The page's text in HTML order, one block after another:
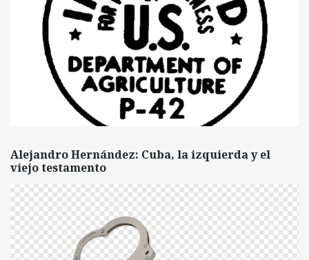
Alejandro Hernández: Cuba, la izquierda y el
viejo testamento